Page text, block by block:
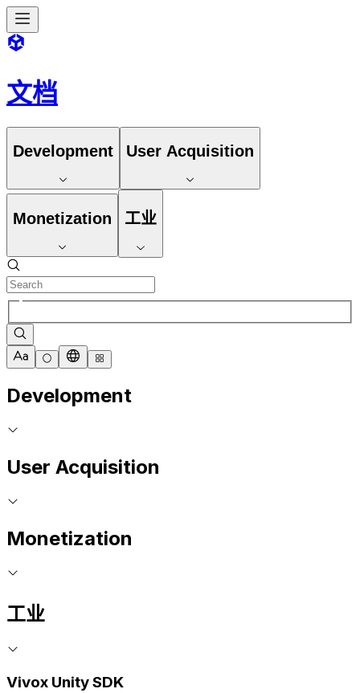
文档
Development User Acquisition
Monetization 工业
Development
User Acquisition
Monetization
工业
Vivox Unity SDK